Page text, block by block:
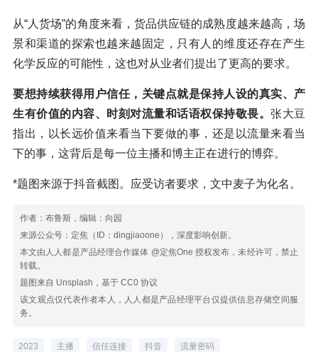
从“人货场”的角度来看，货品供应链的成熟度越来越高，场
景和渠道的探索也越来越固定，只有人的维度还存在产生
化学反应的可能性，这也对从业者们提出了更高的要求。
要想持续获得用户信任，关键点就是保持人设的真实、产
生有价值的内容、时刻对流量和话语权保持敬畏。 张大豆
指出，以长远价值来看当下要做的事，还是以流量来看当
下的事，这背后是每一位主播和博主正在进行的博弈。
*题图来源于抖音截图。应受访者要求，文中麦子为化名。
作者：布鲁斯，编辑：向园
来源公众号：定焦（ID：dingjiaoone），深度影响创新。
本文由人人都是产品经理合作媒体 @定焦One 授权发布，未经许可，禁止
转载。
题图来自 Unsplash，基于 CC0 协议
该文观点仅代表作者本人，人人都是产品经理平台仅提供信息存储空间服
务。
2023 主播 信任连接 抖音 流量密码